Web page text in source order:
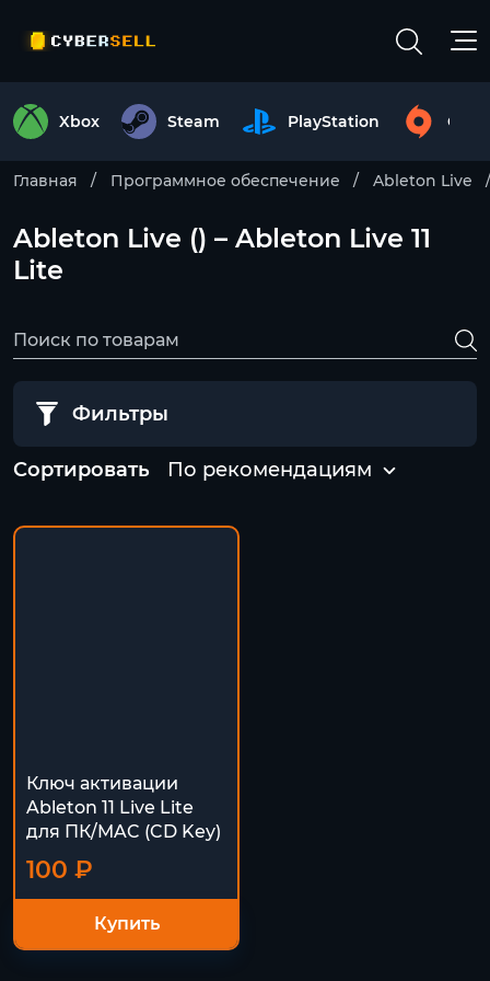
Xbox Steam PlayStation
Главная Программное обеспечение Ableton Live
Ableton Live () – Ableton Live 11
Lite
Фильтры
Сортировать По рекомендациям
Ключ активации
Ableton 11 Live Lite
для ПК/MAC (CD Key)
100 ₽
Купить